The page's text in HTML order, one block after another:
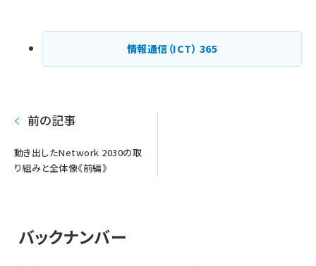
ジ
送
情報通信（ICT） 365
前の記事
動き出したNetwork 2030の取
り組みと全体像《前編》
バックナンバー